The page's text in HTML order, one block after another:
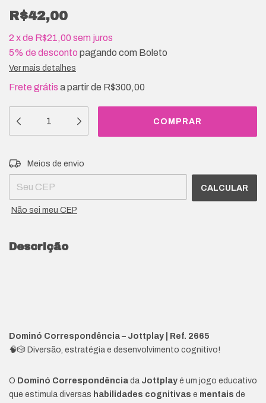
R$42,00
2 xde R$21,00 sem juros
5% de desconto pagando com Boleto
Ver mais detalhes
Frete grátis a partir de R$300,00
Entregas para o CEP:
Meios de envio
CALCULAR
Não sei meu CEP
Descrição
Dominó Correspondência – Jottplay | Ref. 2665
🧠🎲 Diversão, estratégia e desenvolvimento cognitivo!
O Dominó Correspondência da Jottplay é um jogo educativo
que estimula diversas habilidades cognitivas e mentais de